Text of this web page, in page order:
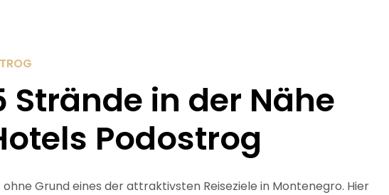
Strände in der Nähe
Podostrog
ohne Grund eines der attraktivsten Reiseziele in Montenegro. Hier